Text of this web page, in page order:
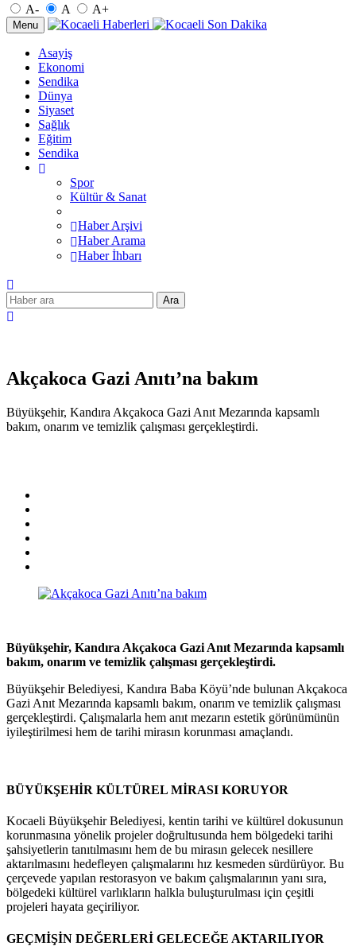
A- A A+
Menu
Asayiş
Ekonomi
Sendika
Dünya
Siyaset
Sağlık
Eğitim
Sendika
Spor
Kültür & Sanat
Haber Arşivi
Haber Arama
Haber İhbarı
Ara
Akçakoca Gazi Anıtı’na bakım
Büyükşehir, Kandıra Akçakoca Gazi Anıt Mezarında kapsamlı
bakım, onarım ve temizlik çalışması gerçekleştirdi.
Büyükşehir, Kandıra Akçakoca Gazi Anıt Mezarında kapsamlı
bakım, onarım ve temizlik çalışması gerçekleştirdi.
Büyükşehir Belediyesi, Kandıra Baba Köyü’nde bulunan Akçakoca
Gazi Anıt Mezarında kapsamlı bakım, onarım ve temizlik çalışması
gerçekleştirdi. Çalışmalarla hem anıt mezarın estetik görünümünün
iyileştirilmesi hem de tarihi mirasın korunması amaçlandı.
BÜYÜKŞEHİR KÜLTÜREL MİRASI KORUYOR
Kocaeli Büyükşehir Belediyesi, kentin tarihi ve kültürel dokusunun
korunmasına yönelik projeler doğrultusunda hem bölgedeki tarihi
şahsiyetlerin tanıtılmasını hem de bu mirasın gelecek nesillere
aktarılmasını hedefleyen çalışmalarını hız kesmeden sürdürüyor. Bu
çerçevede yapılan restorasyon ve bakım çalışmalarının yanı sıra,
bölgedeki kültürel varlıkların halkla buluşturulması için çeşitli
projeleri hayata geçiriliyor.
GEÇMİŞİN DEĞERLERİ GELECEĞE AKTARILIYOR